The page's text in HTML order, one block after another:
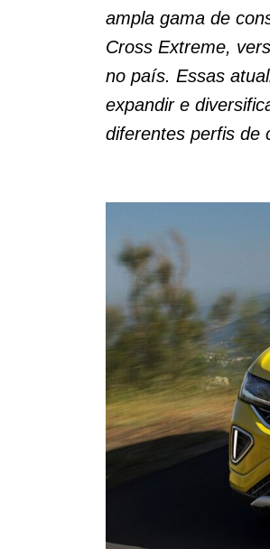
ampla gama de
Cross Extreme,
no país. Essas
expandir e
diferentes perfis de